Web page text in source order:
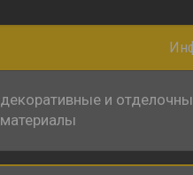
декоративные и
материалы